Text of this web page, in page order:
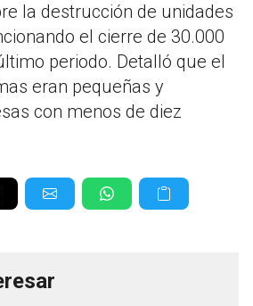
la destrucción de unidades
el cierre de 30.000
periodo. Detalló que el
eran pequeñas y
con menos de diez